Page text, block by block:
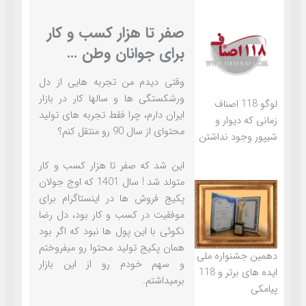
لوگو 118 اصناف
زمانی که دیوار و
شیپور وجود نداشتن
دهمین جشنواره ملی
ایده های برتر و 118
پیامکی
صفر تا هزار کسب و کار
برای جوانان وطن …
وقتی دیدم من تجربه هایی از دل
ورشکستگی ها و سالها کار در بازار
ایران دارم، چرا فقط تجربه های تولید
محتوای از سال 90 رو منتقل کنم؟
این شد که صفر تا هزار کسب و کار
متولد شد ! سال 1401 که اوج جولان
پکیج فروش ها در اینستاگرام برای
موفقیت در کسب و کار بود، دل رضا
نکوئی با این پول ها نبود که اگر بود
همان پکیج تولید محتوا رو میفروختم
و سهم خودم رو از این بازار
برمیداشتم.